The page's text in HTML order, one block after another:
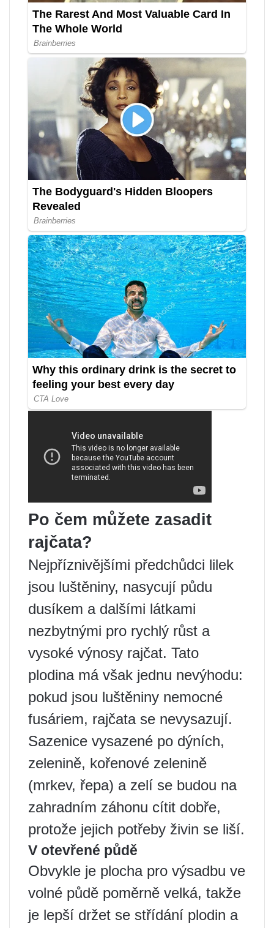
Po čem můžete zasadit
rajčata?
Nejpříznivějšími předchůdci lilek
jsou luštěniny, nasycují půdu
dusíkem a dalšími látkami
nezbytnými pro rychlý růst a
vysoké výnosy rajčat. Tato
plodina má však jednu nevýhodu:
pokud jsou luštěniny nemocné
fusáriem, rajčata se nevysazují.
Sazenice vysazené po dýních,
zelenině, kořenové zelenině
(mrkev, řepa) a zelí se budou na
zahradním záhonu cítit dobře,
protože jejich potřeby živin se liší.
V otevřené půdě
Obvykle je plocha pro výsadbu ve
volné půdě poměrně velká, takže
je lepší držet se střídání plodin a